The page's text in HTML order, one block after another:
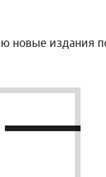
новые издания